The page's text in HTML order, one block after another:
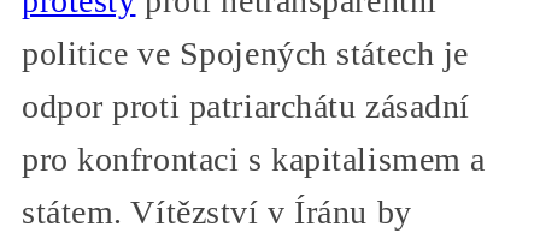
politice ve Spojených státech je
odpor proti patriarchátu zásadní
pro konfrontaci s kapitalismem a
státem. Vítězství v Íránu by